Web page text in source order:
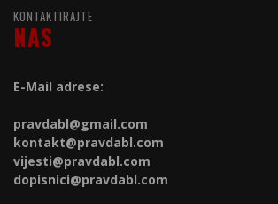
KONTAKTIRAJTE
NAS
E-Mail adrese:
pravdabl@gmail.com
kontakt@pravdabl.com
vijesti@pravdabl.com
dopisnici@pravdabl.com